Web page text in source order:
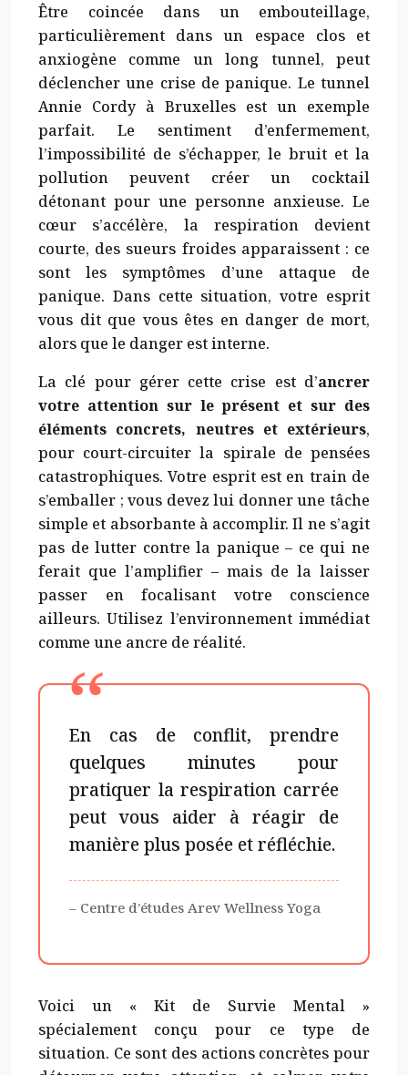
Être coincée dans un embouteillage,
particulièrement dans un espace clos et
anxiogène comme un long tunnel, peut
déclencher une crise de panique. Le tunnel
Annie Cordy à Bruxelles est un exemple
parfait. Le sentiment d’enfermement,
l’impossibilité de s’échapper, le bruit et la
pollution peuvent créer un cocktail
détonant pour une personne anxieuse. Le
cœur s’accélère, la respiration devient
courte, des sueurs froides apparaissent : ce
sont les symptômes d’une attaque de
panique. Dans cette situation, votre esprit
vous dit que vous êtes en danger de mort,
alors que le danger est interne.
La clé pour gérer cette crise est d’ancrer
votre attention sur le présent et sur des
éléments concrets, neutres et extérieurs,
pour court-circuiter la spirale de pensées
catastrophiques. Votre esprit est en train de
s’emballer ; vous devez lui donner une tâche
simple et absorbante à accomplir. Il ne s’agit
pas de lutter contre la panique – ce qui ne
ferait que l’amplifier – mais de la laisser
passer en focalisant votre conscience
ailleurs. Utilisez l’environnement immédiat
comme une ancre de réalité.
En cas de conflit, prendre
quelques minutes pour
pratiquer la respiration carrée
peut vous aider à réagir de
manière plus posée et réfléchie.
– Centre d’études Arev Wellness Yoga
Voici un « Kit de Survie Mental »
spécialement conçu pour ce type de
situation. Ce sont des actions concrètes pour